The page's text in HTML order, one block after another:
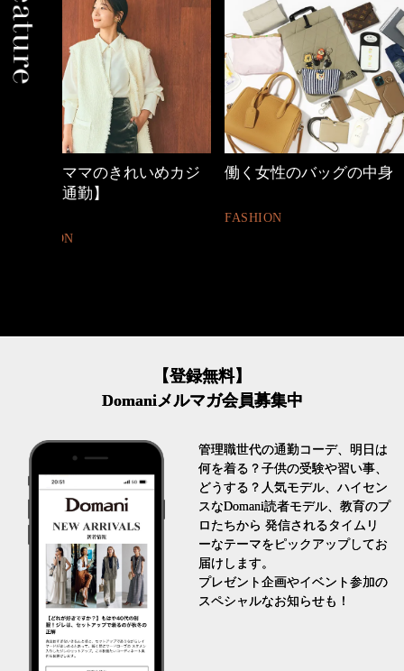
働く女性のバッグの中身
心地よくいられる
【登録無料】
Domaniメルマガ会員募集中
管理職世代の通勤コーデ、明日は
何を着る？子供の受験や習い事、
どうする？人気モデル、ハイセン
スなDomani読者モデル、教育のプ
ロたちから 発信されるタイムリ
ーなテーマをピックアップしてお
届けします。
プレゼント企画やイベント参加の
スペシャルなお知らせも！